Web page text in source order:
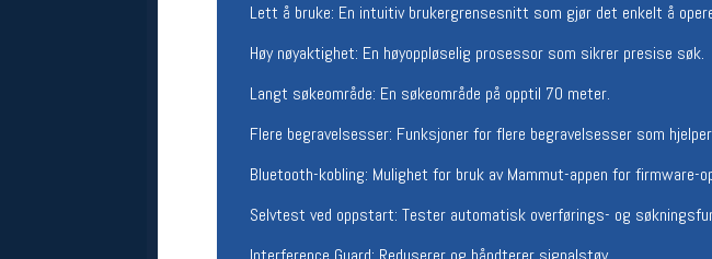
Lett å bruke: En intuitiv brukergrensesnitt som gjør det enkelt å
Høy nøyaktighet: En høyoppløselig prosessor som sikrer presise søk.
Langt søkeområde: En søkeområde på opptil 70 meter.
Flere begravelsesser: Funksjoner for flere begravelsesser som
Bluetooth-kobling: Mulighet for bruk av Mammut-appen for firmware-
Selvtest ved oppstart: Tester automatisk overførings- og
(telefontid man-fredag klokken 10-13)
Om oss
Kontakt oss
Åpningstider verkstedet
11-18
Lørdag:
11-16
For å bestille time må du logge inn i
Betingelser
Salgsbetingelser
Bærekraft